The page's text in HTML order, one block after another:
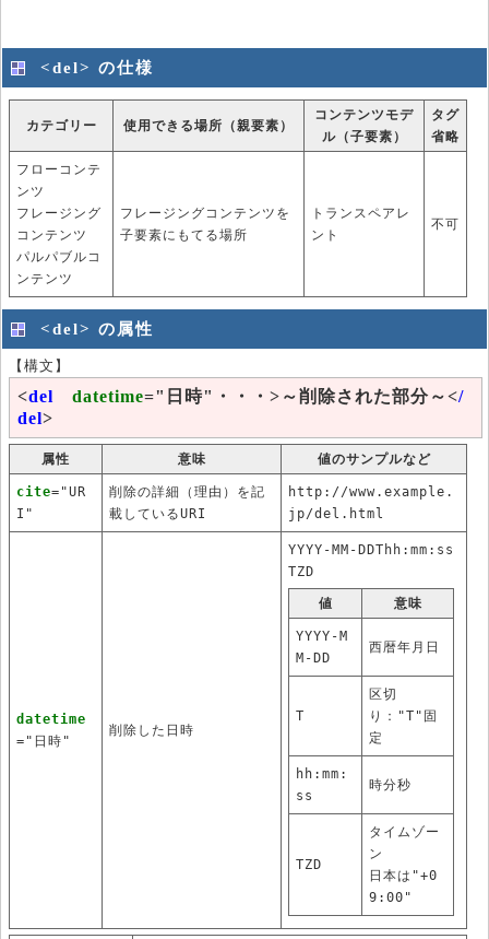
<del> の仕様
カテゴリー 使用できる場所（親要素）
コンテンツモデ
ル（子要素）
タグ
省略
フローコンテ
ンツ
フレージング
コンテンツ
パルパブルコ
ンテンツ
フレージングコンテンツを
子要素にもてる場所
トランスペアレ
ント
不可
<del> の属性
【構文】
<del datetime="日時"・・・>～削除された部分～</
del>
属性 意味 値のサンプルなど
cite="UR
I"
削除の詳細（理由）を記
載しているURI
http://www.example.
jp/del.html
datetime
="日時"
削除した日時
YYYY-MM-DDThh:mm:ss
TZD
値 意味
YYYY-M
M-DD
西暦年月日
T
区切
り："T"固
定
hh:mm:
ss
時分秒
TZD
タイムゾー
ン
日本は"+0
9:00"